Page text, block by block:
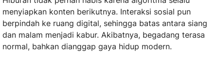
menyiapkan konten berikutnya. Interaksi sosial pun
berpindah ke ruang digital, sehingga batas antara siang
dan malam menjadi kabur. Akibatnya, begadang terasa
normal, bahkan dianggap gaya hidup modern.